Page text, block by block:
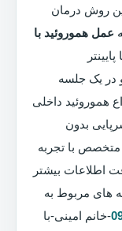
روش درمان
عمل هموروئید با
و در یک جلسه
هموروئید داخلی
بدون
با تجربه
اطلاعات بیشتر
های مربوط به
-خانم امینی-با